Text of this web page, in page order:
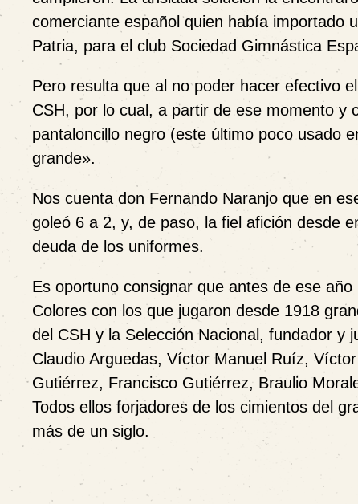
comerciante español quien había importado
Patria, para el club Sociedad Gimnástica
Pero resulta que al no poder hacer efectivo
CSH, por lo cual, a partir de ese momento y
pantaloncillo negro (este último poco usado
grande».
Nos cuenta don Fernando Naranjo que en
goleó 6 a 2, y, de paso, la fiel afición desde
deuda de los uniformes.
Es oportuno consignar que antes de ese
Colores con los que jugaron desde 1918
del CSH y la Selección Nacional, fundador y
Claudio Arguedas, Víctor Manuel Ruíz,
Gutiérrez, Francisco Gutiérrez, Braulio
Todos ellos forjadores de los cimientos del
más de un siglo.